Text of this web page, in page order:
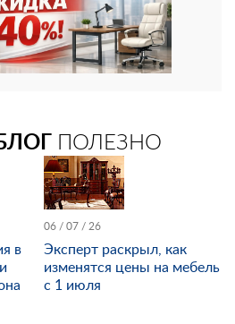
ПОЛЕЗНО
в
06 / 07 / 26
Эксперт раскрыл, как
изменятся цены на мебель
с 1 июля